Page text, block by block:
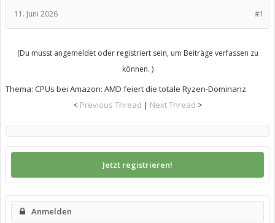
#1
11. Juni 2026
(Du musst angemeldet oder registriert sein, um Beiträge verfassen zu
können. )
Thema: CPUs bei Amazon: AMD feiert die totale Ryzen-Dominanz
< Previous Thread | Next Thread >
Jetzt registrieren!
Anmelden